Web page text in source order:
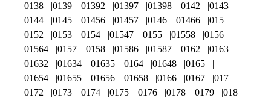
0138
0139 01392 01397 01398 0142
0143
0144
0145 01456 01457 0146 01466
015
0152
0153 0154 01547 0155 01558
0156
01564
0157 0158 01586 01587 0162
0163
01632
01634 01635 0164 01648
0165
01654
01655 01656 01658 0166 0167
017
0172
0173 0174 0175 0176 0178 0179
018